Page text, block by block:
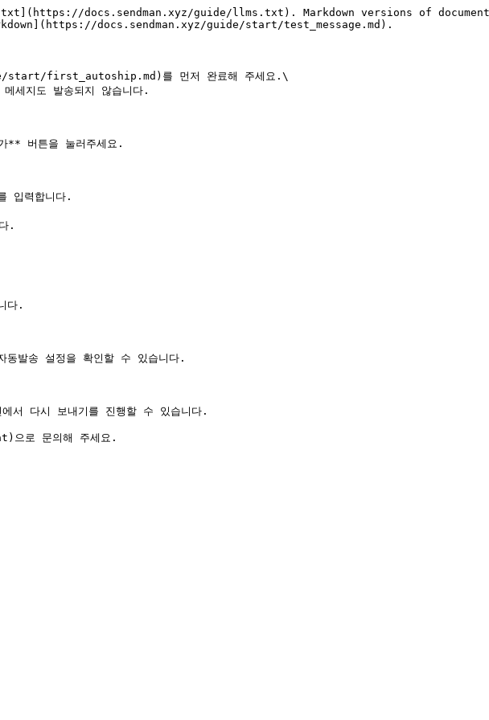
docs.sendman.xyz/guide/llms.txt). Markdown versions of
docs.sendman.xyz/guide/start/test_message.md).
start/first_autoship.md)를 먼저 완료해 주세요.\
세지도 발송되지 않습니다.
버튼을 눌러주세요.
입력합니다.
.
다.
발송 설정을 확인할 수 있습니다.
서 다시 보내기를 진행할 수 있습니다.